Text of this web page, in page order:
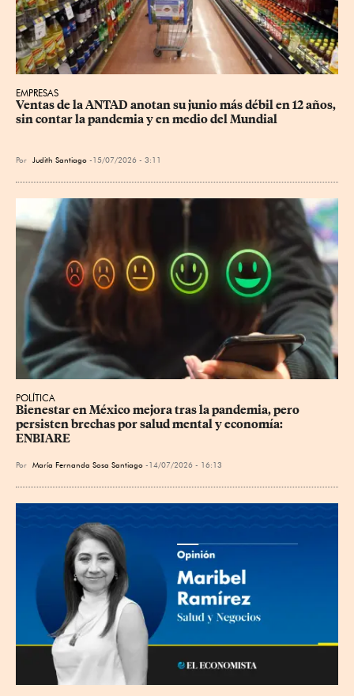
EMPRESAS
Ventas de la ANTAD anotan su junio más débil en 12 años,
sin contar la pandemia y en medio del Mundial
Por Judith Santiago 15/07/2026 - 3:11
POLÍTICA
Bienestar en México mejora tras la pandemia, pero
persisten brechas por salud mental y economía:
ENBIARE
Por María Fernanda Sosa Santiago 14/07/2026 - 16:13